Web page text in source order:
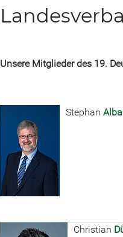
Unsere Mitglieder des 19.
Stephan
Christian